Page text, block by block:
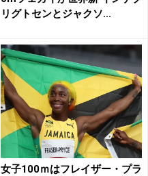
リグトセンとジャクソ...
女子100ｍはフレイザー・プラ